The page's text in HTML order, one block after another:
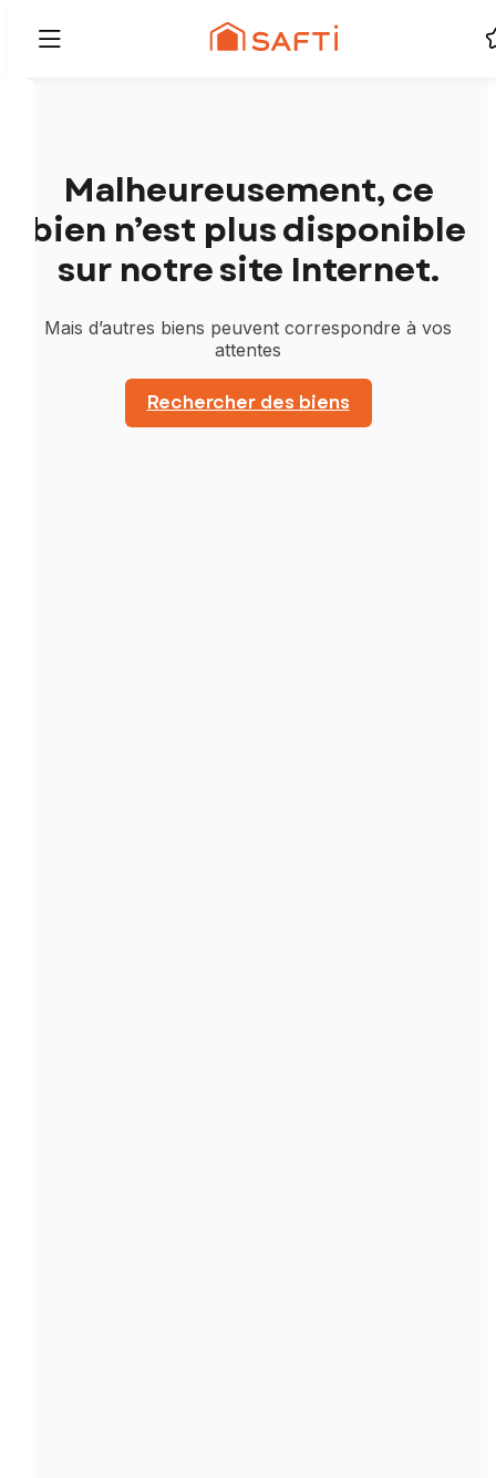
Malheureusement, ce
bien n’est plus disponible
sur notre site Internet.
Mais d’autres biens peuvent correspondre à vos
attentes
Rechercher des biens